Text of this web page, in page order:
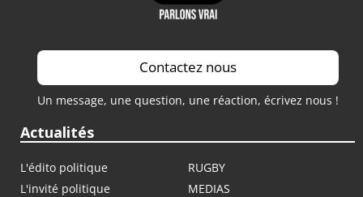
Contactez nous
Un message, une question, une réaction, écrivez nous !
Actualités
L'édito politique
RUGBY
L'invité politique
MEDIAS